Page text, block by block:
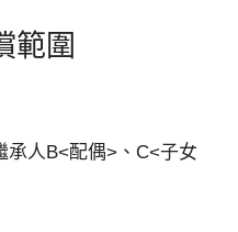
範圍
承人B<配偶>、C<子女